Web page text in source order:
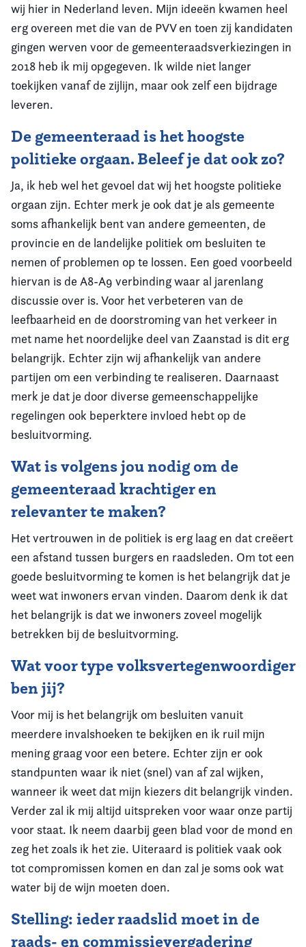
wij hier in Nederland leven. Mijn ideeën kwamen heel
erg overeen met die van de PVV en toen zij kandidaten
gingen werven voor de gemeenteraadsverkiezingen in
2018 heb ik mij opgegeven. Ik wilde niet langer
toekijken vanaf de zijlijn, maar ook zelf een bijdrage
leveren.
De gemeenteraad is het hoogste
politieke orgaan. Beleef je dat ook zo?
Ja, ik heb wel het gevoel dat wij het hoogste politieke
orgaan zijn. Echter merk je ook dat je als gemeente
soms afhankelijk bent van andere gemeenten, de
provincie en de landelijke politiek om besluiten te
nemen of problemen op te lossen. Een goed voorbeeld
hiervan is de A8-A9 verbinding waar al jarenlang
discussie over is. Voor het verbeteren van de
leefbaarheid en de doorstroming van het verkeer in
met name het noordelijke deel van Zaanstad is dit erg
belangrijk. Echter zijn wij afhankelijk van andere
partijen om een verbinding te realiseren. Daarnaast
merk je dat je door diverse gemeenschappelijke
regelingen ook beperktere invloed hebt op de
besluitvorming.
Wat is volgens jou nodig om de
gemeenteraad krachtiger en
relevanter te maken?
Het vertrouwen in de politiek is erg laag en dat creëert
een afstand tussen burgers en raadsleden. Om tot een
goede besluitvorming te komen is het belangrijk dat je
weet wat inwoners ervan vinden. Daarom denk ik dat
het belangrijk is dat we inwoners zoveel mogelijk
betrekken bij de besluitvorming.
Wat voor type volksvertegenwoordiger
ben jij?
Voor mij is het belangrijk om besluiten vanuit
meerdere invalshoeken te bekijken en ik ruil mijn
mening graag voor een betere. Echter zijn er ook
standpunten waar ik niet (snel) van af zal wijken,
wanneer ik weet dat mijn kiezers dit belangrijk vinden.
Verder zal ik mij altijd uitspreken voor waar onze partij
voor staat. Ik neem daarbij geen blad voor de mond en
zeg het zoals ik het zie. Uiteraard is politiek vaak ook
tot compromissen komen en dan zal je soms ook wat
water bij de wijn moeten doen.
Stelling: ieder raadslid moet in de
raads- en commissievergadering